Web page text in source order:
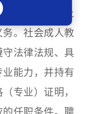
解除或者终止
。社会成人教
法律法规、具
能力，并持有
专业）证明，